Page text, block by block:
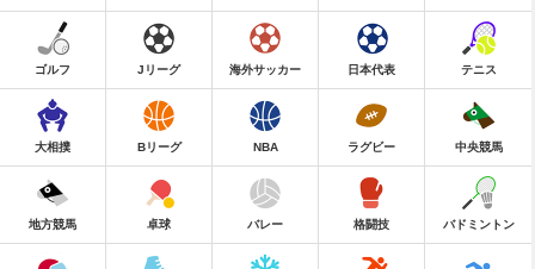
ゴルフ Jリーグ 海外サッカー 日本代表 テニス
大相撲 Bリーグ NBA ラグビー 中央競馬
地方競馬 卓球 バレー 格闘技 バドミントン